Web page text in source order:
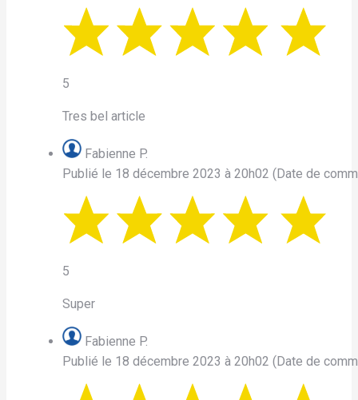
5
Tres bel article
Fabienne P.
Publié le 18 décembre 2023 à 20h02 (Date de
5
Super
Fabienne P.
Publié le 18 décembre 2023 à 20h02 (Date de